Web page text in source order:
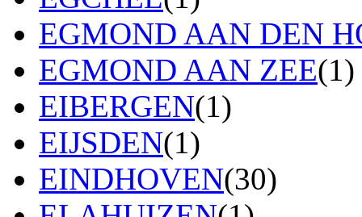
EGMOND AAN DEN
EGMOND AAN ZEE(1)
EIBERGEN(1)
EIJSDEN(1)
EINDHOVEN(30)